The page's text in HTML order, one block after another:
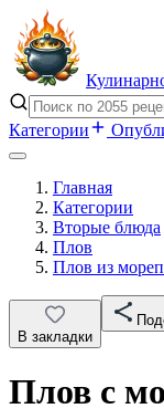
Категории
Главная
Категории
Вторые блюда
Плов
Плов из
В закладки
Плов с